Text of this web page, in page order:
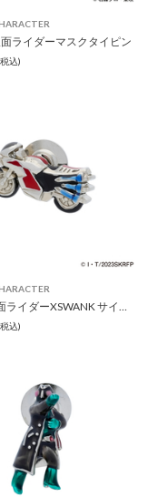
ライダーマスクタイピン
込)
シン・仮面ライダーXSWANK サイクロン号ピンズ
込)